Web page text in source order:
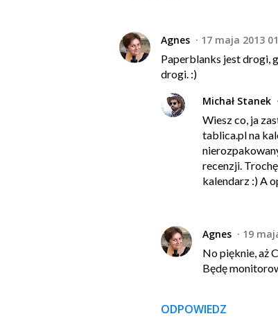
Agnes
17 maja 2013
Paperblanks jest drogi,
drogi. :)
ODPOWIEDZ
Michał Stanek
Wiesz co, ja
tablica.pl na
recenzji.
kalendarz :) A
Agnes
19
No pięknie, aż
Będę